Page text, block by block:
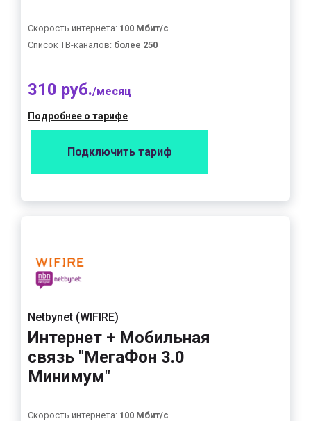
Скорость интернета: 100 Мбит/с
Список ТВ-каналов: более 250
310 руб./месяц
Подробнее о тарифе
Подключить тариф
Netbynet (WIFIRE)
Интернет + Мобильная
связь "МегаФон 3.0
Минимум"
Скорость интернета: 100 Мбит/с